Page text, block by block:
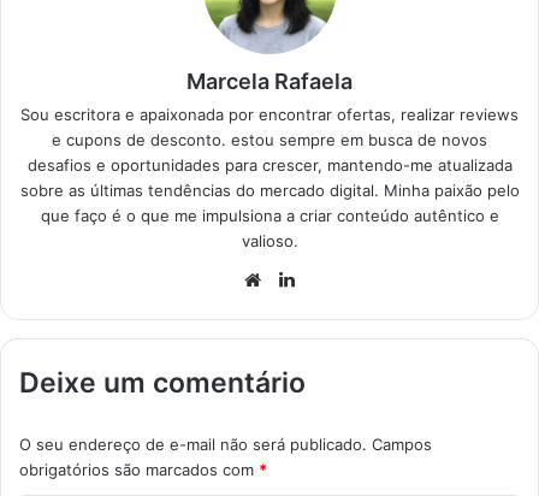
Marcela Rafaela
Sou escritora e apaixonada por encontrar ofertas, realizar reviews
e cupons de desconto. estou sempre em busca de novos
desafios e oportunidades para crescer, mantendo-me atualizada
sobre as últimas tendências do mercado digital. Minha paixão pelo
que faço é o que me impulsiona a criar conteúdo autêntico e
valioso.
Website
Deixe um comentário
O seu endereço de e-mail não será publicado. Campos
obrigatórios são marcados com *